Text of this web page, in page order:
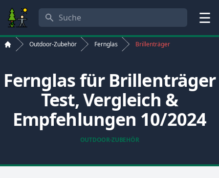
Suche
Menü
Start
Outdoor-Zubehör Fernglas Brillenträger
Fernglas für Brillenträger
Test, Vergleich &
Empfehlungen 10/2024
OUTDOOR-ZUBEHÖR